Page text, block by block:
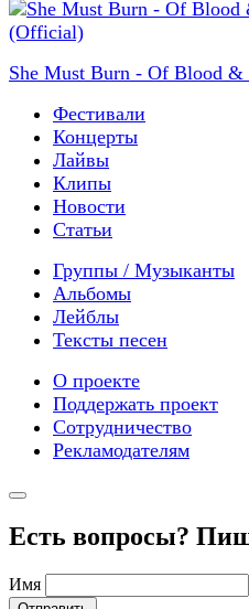
She Must Burn - Of Blood
Фестивали
Концерты
Лайвы
Клипы
Новости
Статьи
Группы / Музыканты
Альбомы
Лейблы
Тексты песен
О проекте
Поддержать проект
Сотрудничество
Рекламодателям
Есть вопросы?
Имя